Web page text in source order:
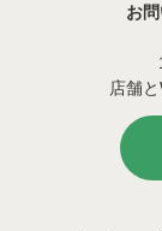
お
店舗